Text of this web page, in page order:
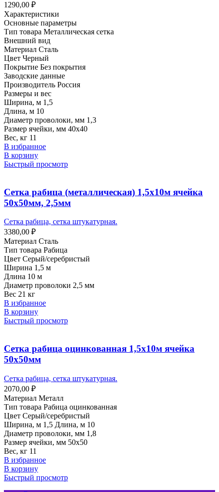
1290,00 ₽
Характеристики
Основные параметры
Тип товара Металлическая сетка
Внешний вид
Материал Сталь
Цвет Черный
Покрытие Без покрытия
Заводские данные
Производитель Россия
Размеры и вес
Ширина, м 1,5
Длина, м 10
Диаметр проволоки, мм 1,3
Размер ячейки, мм 40х40
Вес, кг 11
В избранное
В корзину
Быстрый просмотр
Сетка рабица (металлическая) 1,5х10м ячейка
50х50мм, 2,5мм
Сетка рабица, сетка штукатурная.
3380,00 ₽
Материал Сталь
Тип товара Рабица
Цвет Серый/серебристый
Ширина 1,5 м
Длина 10 м
Диаметр проволоки 2,5 мм
Вес 21 кг
В избранное
В корзину
Быстрый просмотр
Сетка рабица оцинкованная 1,5х10м ячейка
50х50мм
Сетка рабица, сетка штукатурная.
2070,00 ₽
Материал Металл
Тип товара Рабица оцинкованная
Цвет Серый/серебристый
Ширина, м 1,5 Длина, м 10
Диаметр проволоки, мм 1,8
Размер ячейки, мм 50х50
Вес, кг 11
В избранное
В корзину
Быстрый просмотр